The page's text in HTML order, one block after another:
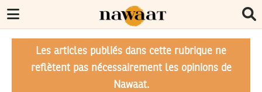
Les articles publiés dans cette rubrique ne
reflètent pas nécessairement les opinions de
Nawaat.